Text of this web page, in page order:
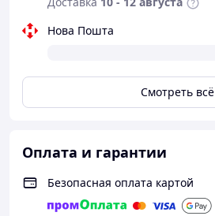
Нова Пошта
Смотреть всё
Оплата и гарантии
Безопасная оплата картой